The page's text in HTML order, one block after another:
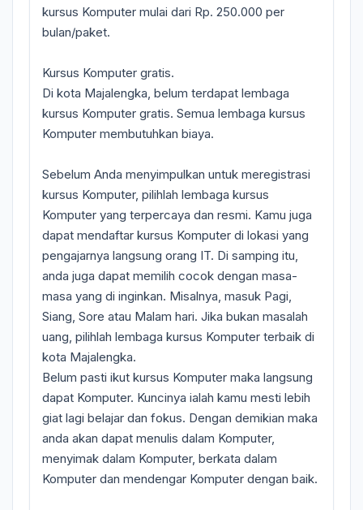
kursus Komputer mulai dari Rp. 250.000 per
bulan/paket.
Kursus Komputer gratis.
Di kota Majalengka, belum terdapat lembaga
kursus Komputer gratis. Semua lembaga kursus
Komputer membutuhkan biaya.
Sebelum Anda menyimpulkan untuk meregistrasi
kursus Komputer, pilihlah lembaga kursus
Komputer yang terpercaya dan resmi. Kamu juga
dapat mendaftar kursus Komputer di lokasi yang
pengajarnya langsung orang IT. Di samping itu,
anda juga dapat memilih cocok dengan masa-
masa yang di inginkan. Misalnya, masuk Pagi,
Siang, Sore atau Malam hari. Jika bukan masalah
uang, pilihlah lembaga kursus Komputer terbaik di
kota Majalengka.
Belum pasti ikut kursus Komputer maka langsung
dapat Komputer. Kuncinya ialah kamu mesti lebih
giat lagi belajar dan fokus. Dengan demikian maka
anda akan dapat menulis dalam Komputer,
menyimak dalam Komputer, berkata dalam
Komputer dan mendengar Komputer dengan baik.